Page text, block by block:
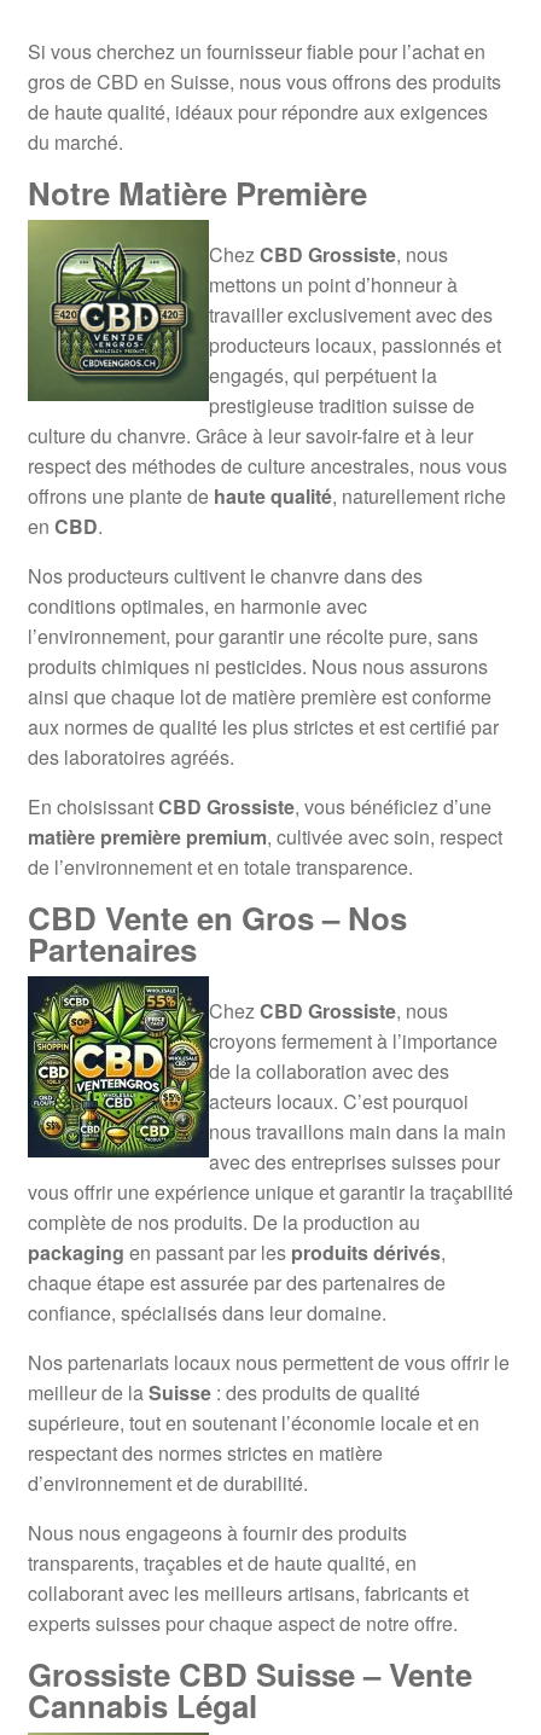
Si vous cherchez un fournisseur fiable pour l’achat en
gros de CBD en Suisse, nous vous offrons des produits
de haute qualité, idéaux pour répondre aux exigences
du marché.
Notre Matière Première
ChezCBD Grossiste, nous
mettons un point d’honneur à
travailler exclusivement avec des
producteurs locaux, passionnés et
engagés, qui perpétuent la
prestigieuse tradition suisse de
culture du chanvre. Grâce à leur savoir-faire et à leur
respect des méthodes de culture ancestrales, nous vous
offrons une plante de haute qualité, naturellement riche
en CBD.
Nos producteurs cultivent le chanvre dans des
conditions optimales, en harmonie avec
l’environnement, pour garantir une récolte pure, sans
produits chimiques ni pesticides. Nous nous assurons
ainsi que chaque lot de matière première est conforme
aux normes de qualité les plus strictes et est certifié par
des laboratoires agréés.
En choisissantCBD Grossiste, vous bénéficiez d’une
matière première premium, cultivée avec soin, respect
de l’environnement et en totale transparence.
CBD Vente en Gros – Nos
Partenaires
ChezCBD Grossiste, nous
croyons fermement à l’importance
de la collaboration avec des
acteurs locaux. C’est pourquoi
nous travaillons main dans la main
avec des entreprises suisses pour
vous offrir une expérience unique et garantir la traçabilité
complète de nos produits. De la production au
packaging en passant par les produits dérivés,
chaque étape est assurée par des partenaires de
confiance, spécialisés dans leur domaine.
Nos partenariats locaux nous permettent de vous offrir le
meilleur de laSuisse: des produits de qualité
supérieure, tout en soutenant l’économie locale et en
respectant des normes strictes en matière
d’environnement et de durabilité.
Nous nous engageons à fournir des produits
transparents, traçables et de haute qualité, en
collaborant avec les meilleurs artisans, fabricants et
experts suisses pour chaque aspect de notre offre.
Grossiste CBD Suisse – Vente
Cannabis Légal